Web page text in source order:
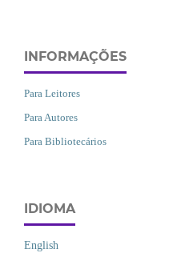
INFORMAÇÕES
Para Leitores
Para Autores
Para Bibliotecários
IDIOMA
English